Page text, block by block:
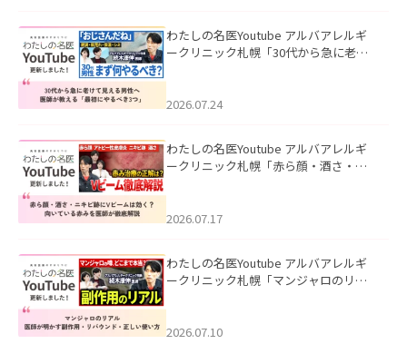
わたしの名医Youtube アルバアレルギ
ークリニック札幌「30代から急に老け
た。
2026.07.24
わたしの名医Youtube アルバアレルギ
ークリニック札幌「赤ら顔・酒さ・ニ
した。
2026.07.17
わたしの名医Youtube アルバアレルギ
ークリニック札幌「マンジャロのリア
た。
2026.07.10